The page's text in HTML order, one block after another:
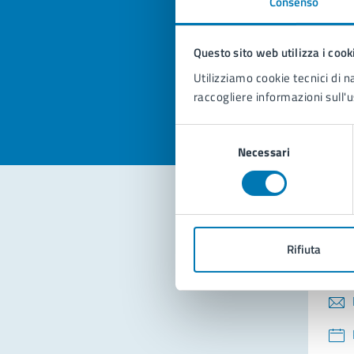
Questo sito web utilizza i
Utilizziamo cookie tecnici di
raccogliere informazioni
consenso
Necessari
Rifiuta